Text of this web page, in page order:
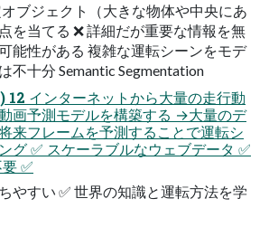
オブジェクト（⼤きな物体や中央にあ
を当てる ❌ 詳細だが重要な情報を無
能性がある 複雑な運転シーンをモデ
不⼗分 Semantic Segmentation
12 インターネットから⼤量の⾛⾏動
画予測モデルを構築する →⼤量のデ
来フレームを予測することで運転シ
グ ✅ スケーラブルなウェブデータ ✅
✅
やすい ✅ 世界の知識と運転⽅法を学